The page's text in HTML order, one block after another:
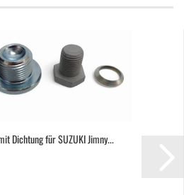
Dichtung für SUZUKI Jimny...